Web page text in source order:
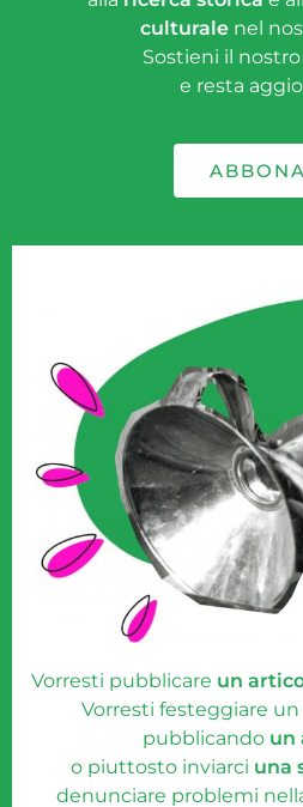
culturale nel
Sostieni il
e resta
Vorresti pubblicare un
Vorresti festeggiare
pubblicando un
o piuttosto inviarci una
denunciare problemi